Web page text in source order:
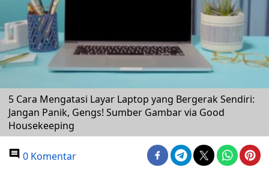
5 Cara Mengatasi Layar Laptop yang Bergerak Sendiri:
Jangan Panik, Gengs! Sumber Gambar via Good
Housekeeping
0 Komentar